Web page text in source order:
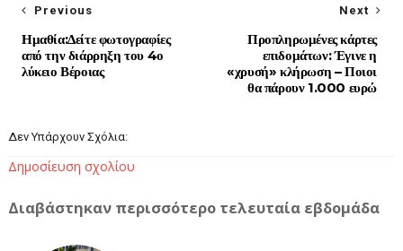
Next
Προπληρωμένες κάρτες
επιδομάτων: Έγινε η
«χρυσή» κλήρωση – Ποιοι
θα πάρουν 1.000 ευρώ
Previous
Ημαθία:Δείτε φωτογραφίες
από την διάρρηξη του 4ο
λύκειο Βέροιας
Δεν Υπάρχουν Σχόλια:
Δημοσίευση σχολίου
Διαβάστηκαν περισσότερο τελευταία εβδομάδα